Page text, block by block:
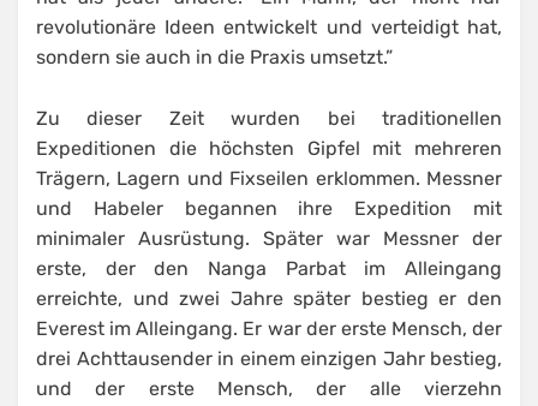
revolutionäre Ideen entwickelt und verteidigt hat,
sondern sie auch in die Praxis umsetzt.”
Zu dieser Zeit wurden bei traditionellen
Expeditionen die höchsten Gipfel mit mehreren
Trägern, Lagern und Fixseilen erklommen. Messner
und Habeler begannen ihre Expedition mit
minimaler Ausrüstung. Später war Messner der
erste, der den Nanga Parbat im Alleingang
erreichte, und zwei Jahre später bestieg er den
Everest im Alleingang. Er war der erste Mensch, der
drei Achttausender in einem einzigen Jahr bestieg,
und der erste Mensch, der alle vierzehn